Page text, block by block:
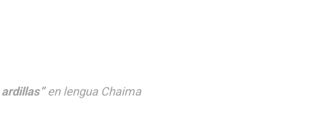
ardillas”en lengua Chaima